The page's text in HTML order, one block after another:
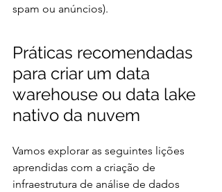
spam ou anúncios).
Práticas recomendadas
para criar um data
warehouse ou data lake
nativo da nuvem
Vamos explorar as seguintes lições
aprendidas com a criação de
infraestrutura de análise de dados